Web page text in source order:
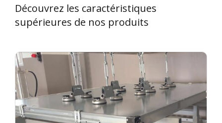
Découvrez les caractéristiques
supérieures de nos produits